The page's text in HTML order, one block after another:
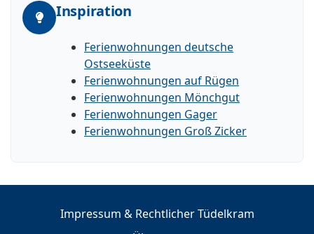
Inspiration
Ferienwohnungen deutsche
Ostseeküste
Ferienwohnungen auf Rügen
Ferienwohnungen Mönchgut
Ferienwohnungen Gager
Ferienwohnungen Groß Zicker
Impressum & Rechtlicher Tüdelkram